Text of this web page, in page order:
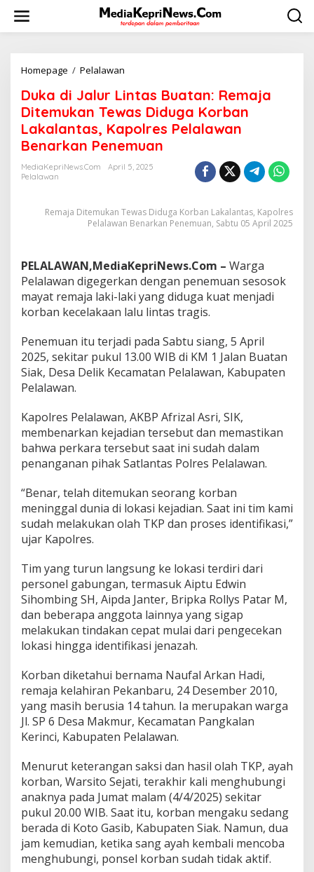
w
Homepage / Pelalawan
k
a
d
i
J
L
i
a
s
B
u
a
a
n
R
j
a
D
i
e
m
u
k
e
w
a
s
D
i
d
g
a
K
o
r
b
n
L
a
k
a
l
a
t
Duka di Jalur Lintas Buatan: Remaja
Ditemukan Tewas Diduga Korban
Lakalantas, Kapolres Pelalawan
Benarkan Penemuan
MediaKepriNews.com
April 5, 2025
Pelalawan
Remaja Ditemukan Tewas Diduga Korban Lakalantas, Kapolres
Pelalawan Benarkan Penemuan, Sabtu 05 April 2025
PELALAWAN,MediaKepriNews.Com – Warga
Pelalawan digegerkan dengan penemuan sesosok
mayat remaja laki-laki yang diduga kuat menjadi
korban kecelakaan lalu lintas tragis.
Penemuan itu terjadi pada Sabtu siang, 5 April
2025, sekitar pukul 13.00 WIB di KM 1 Jalan Buatan
Siak, Desa Delik Kecamatan Pelalawan, Kabupaten
Pelalawan.
Kapolres Pelalawan, AKBP Afrizal Asri, SIK,
membenarkan kejadian tersebut dan memastikan
bahwa perkara tersebut saat ini sudah dalam
penanganan pihak Satlantas Polres Pelalawan.
“Benar, telah ditemukan seorang korban
meninggal dunia di lokasi kejadian. Saat ini tim kami
sudah melakukan olah TKP dan proses identifikasi,”
ujar Kapolres.
Tim yang turun langsung ke lokasi terdiri dari
personel gabungan, termasuk Aiptu Edwin
Sihombing SH, Aipda Janter, Bripka Rollys Patar M,
dan beberapa anggota lainnya yang sigap
melakukan tindakan cepat mulai dari pengecekan
lokasi hingga identifikasi jenazah.
Korban diketahui bernama Naufal Arkan Hadi,
remaja kelahiran Pekanbaru, 24 Desember 2010,
yang masih berusia 14 tahun. Ia merupakan warga
Jl. SP 6 Desa Makmur, Kecamatan Pangkalan
Kerinci, Kabupaten Pelalawan.
Menurut keterangan saksi dan hasil olah TKP, ayah
korban, Warsito Sejati, terakhir kali menghubungi
anaknya pada Jumat malam (4/4/2025) sekitar
pukul 20.00 WIB. Saat itu, korban mengaku sedang
berada di Koto Gasib, Kabupaten Siak. Namun, dua
jam kemudian, ketika sang ayah kembali mencoba
menghubungi, ponsel korban sudah tidak aktif.